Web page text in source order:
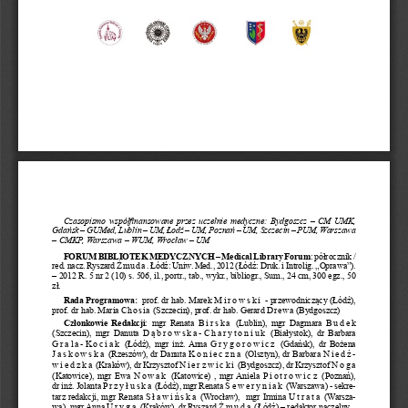
Czasopismo współfinansowane przez uczelnie medyczne: Bydgoszcz – CM UMK,
Gdańsk – GUMed, Lublin – UM, Łodź – UM, Poznań – UM, Szczecin – PUM, Warszawa
– CMKP, Warszawa – WUM, Wrocław – UM
FORUM BIBLIOTEK MEDYCZNYCH – Medical Library Forum: półrocznik /
red. nacz. Ryszard Żmuda. Łódź: Uniw. Med., 2012 (Łódź: Druk. i Introlig. „Oprawa”).
– 2012 R. 5 nr 2 (10) s. 506, il., portr., tab., wykr., bibliogr., Sum., 24 cm, 300 egz., 50
zł.
Rada Programowa: prof. dr hab. Marek Mirowski - przewodniczący (Łódź),
prof. dr hab. Maria Chosia (Szczecin), prof. dr hab. Gerard Drewa (Bydgoszcz)
Członkowie Redakcji:  mgr  Renata Birska  (Lublin),  mgr  Dagmara B u d e k
(Szczecin),  mgr  Danuta Dąbrowska-Charytoniuk  (Białystok),  dr  Barbara
Grala-Kociak (Łódź), mgr inż. Anna Grygorowicz (Gdańsk), dr Bożena
Jaskowska (Rzeszów), dr Danuta Konieczna (Olsztyn), dr Barbara Niedź-
wiedzka (Kraków), dr Krzysztof Nierzwicki (Bydgoszcz), dr Krzysztof Noga
(Katowice), mgr Ewa Nowak (Katowice) , mgr Aniela Piotrowicz (Poznań),
dr  inż. Jolanta Przyłuska (Łódź), mgr Renata Seweryniak (Warszawa) - sekre-
tarz redakcji, mgr Renata Sławińska (Wrocław),  mgr Irmina Utrata (Warsza-